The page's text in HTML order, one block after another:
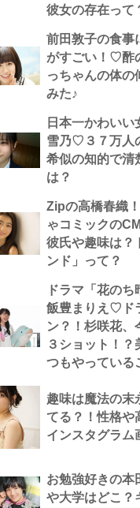
彼女の存在って
前田敦子の食事
がすごい！♡酢
っちゃんの体の
みた♪
日本一かわい
雪乃♡３７万人
希似の知的で清
は？
Zipの高橋春織
ゃコミックの
彼氏や趣味は？
ンド」って？
ドラマ「花の
飯豊まりえ♡ド
ン？！杉咲花、
３ショット！
つもやっている
趣味は魔法の末
てる？！性格や
インスタグラム
お勉強好きの本
や大学はどこ？